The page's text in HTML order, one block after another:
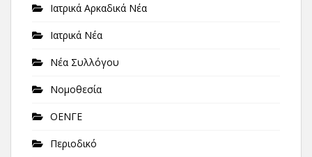
Ιατρικά Αρκαδικά Νέα
Ιατρικά Νέα
Νέα Συλλόγου
Νομοθεσία
ΟΕΝΓΕ
Περιοδικό